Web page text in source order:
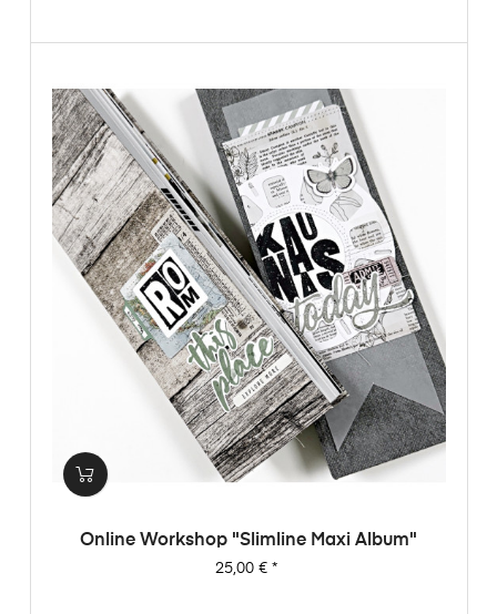
Online Workshop "Slimline Maxi Album"
Preis
25,00 €*